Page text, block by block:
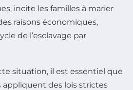
incite les familles à marier
raisons économiques,
de l’esclavage par
situation, il est essentiel que
des lois strictes